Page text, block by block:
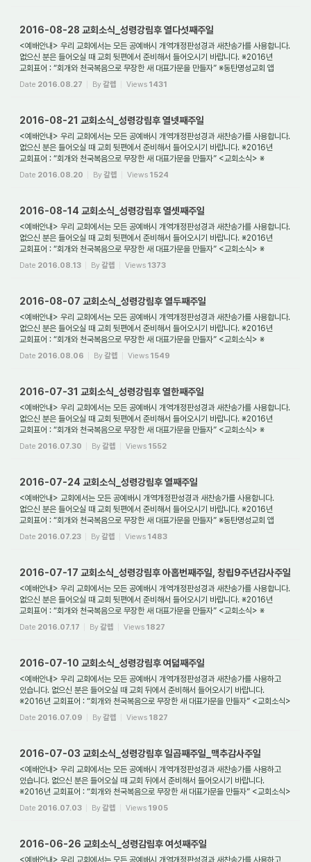
2016-08-28 교회소식_성령강림후 열다섯째주일
<예배안내> 우리 교회에서는 모든 공예배시 개역개정판성경과 새찬송가를 사용합니다.
없으신 분은 들어오실 때 교회 뒷편에서 준비해서 들어오시기 바랍니다. ※2016년
교회표어 : “회개와 천국복음으로 무장한 새 대표가문을 만들자” ※동탄명성교회 앱
(어플)...
Date 2016.08.27 By갈렙 Views 1431
2016-08-21 교회소식_성령강림후 열넷째주일
<예배안내> 우리 교회에서는 모든 공예배시 개역개정판성경과 새찬송가를 사용합니다.
없으신 분은 들어오실 때 교회 뒷편에서 준비해서 들어오시기 바랍니다. ※2016년
교회표어 : “회개와 천국복음으로 무장한 새 대표가문을 만들자” <교회소식> ※
동탄명성교...
Date 2016.08.20 By갈렙 Views 1524
2016-08-14 교회소식_성령강림후 열셋째주일
<예배안내> 우리 교회에서는 모든 공예배시 개역개정판성경과 새찬송가를 사용합니다.
없으신 분은 들어오실 때 교회 뒷편에서 준비해서 들어오시기 바랍니다. ※2016년
교회표어 : “회개와 천국복음으로 무장한 새 대표가문을 만들자” <교회소식> ※
동탄명성교...
Date 2016.08.13 By갈렙 Views 1373
2016-08-07 교회소식_성령강림후 열두째주일
<예배안내> 우리 교회에서는 모든 공예배시 개역개정판성경과 새찬송가를 사용합니다.
없으신 분은 들어오실 때 교회 뒷편에서 준비해서 들어오시기 바랍니다. ※2016년
교회표어 : “회개와 천국복음으로 무장한 새 대표가문을 만들자” <교회소식> ※
동탄명성교...
Date 2016.08.06 By갈렙 Views 1549
2016-07-31 교회소식_성령강림후 열한째주일
<예배안내> 우리 교회에서는 모든 공예배시 개역개정판성경과 새찬송가를 사용합니다.
없으신 분은 들어오실 때 교회 뒷편에서 준비해서 들어오시기 바랍니다. ※2016년
교회표어 : “회개와 천국복음으로 무장한 새 대표가문을 만들자” <교회소식> ※
동탄명성교...
Date 2016.07.30 By갈렙 Views 1552
2016-07-24 교회소식_성령강림후 열째주일
<예배안내> 교회에서는 모든 공예배시 개역개정판성경과 새찬송가를 사용합니다.
없으신 분은 들어오실 때 교회 뒷편에서 준비해서 들어오시기 바랍니다. ※2016년
교회표어 : “회개와 천국복음으로 무장한 새 대표가문을 만들자” ※동탄명성교회 앱
(어플)을 만...
Date 2016.07.23 By갈렙 Views 1483
2016-07-17 교회소식_성령강림후 아홉번째주일, 창립9주년감사주일
<예배안내> 우리 교회에서는 모든 공예배시 개역개정판성경과 새찬송가를 사용합니다.
없으신 분은 들어오실 때 교회 뒷편에서 준비해서 들어오시기 바랍니다. ※2016년
교회표어 : “회개와 천국복음으로 무장한 새 대표가문을 만들자” <교회소식> ※
동탄명성교...
Date 2016.07.17 By갈렙 Views 1827
2016-07-10 교회소식_성령강림후 여덟째주일
<예배안내> 우리 교회에서는 모든 공예배시 개역개정판성경과 새찬송가를 사용하고
있습니다. 없으신 분은 들어오실 때 교회 뒤에서 준비해서 들어오시기 바랍니다.
※2016년 교회표어 : “회개와 천국복음으로 무장한 새 대표가문을 만들자” <교회소식>
※동탄명...
Date 2016.07.09 By갈렙 Views 1827
2016-07-03 교회소식_성령강림후 일곱째주일_맥추감사주일
<예배안내> 우리 교회에서는 모든 공예배시 개역개정판성경과 새찬송가를 사용하고
있습니다. 없으신 분은 들어오실 때 교회 뒤에서 준비해서 들어오시기 바랍니다.
※2016년 교회표어 : “회개와 천국복음으로 무장한 새 대표가문을 만들자” <교회소식>
※동탄명...
Date 2016.07.03 By갈렙 Views 1905
2016-06-26 교회소식_성령감림후 여섯째주일
<예배안내> 우리 교회에서는 모든 공예배시 개역개정판성경과 새찬송가를 사용하고